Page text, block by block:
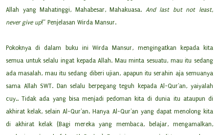
Allah yang Mahatinggi, Mahabesar, Mahakuasa. And last but not least,
never give up!” Penjelasan Wirda Mansur.
Pokoknya di dalam buku ini Wirda Mansur, mengingatkan kepada kita
semua untuk selalu ingat kepada Allah. Mau minta sesuatu, mau itu sedang
ada masalah, mau itu sedang diberi ujian, apapun itu serahin aja semuanya
sama Allah SWT. Dan selalu berpegang teguh kepada Al-Qur'an, yaiyalah
cuy.. Tidak ada yang bisa menjadi pedoman kita di dunia itu ataupun di
akhirat kelak, selain Al-Qur'an. Hanya Al-Qur'an yang dapat menolong kita
di akhirat kelak (Bagi mereka yang membaca, belajar, mengamalkan,